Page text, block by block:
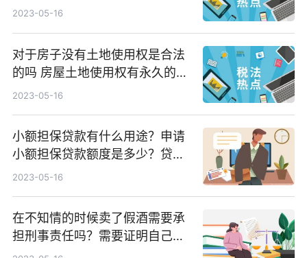
哪些？
2023-05-16
对于房子没有土地使用权是合法
的吗 房屋土地使用权有永久的
吗？
2023-05-16
小额担保贷款有什么用途？申请
小额担保贷款额度是多少？贷款
期限有多长？
2023-05-16
在不知情的时候卖了假酒需要承
担刑事责任吗？需要证明自己也
是假酒的受害者吗？